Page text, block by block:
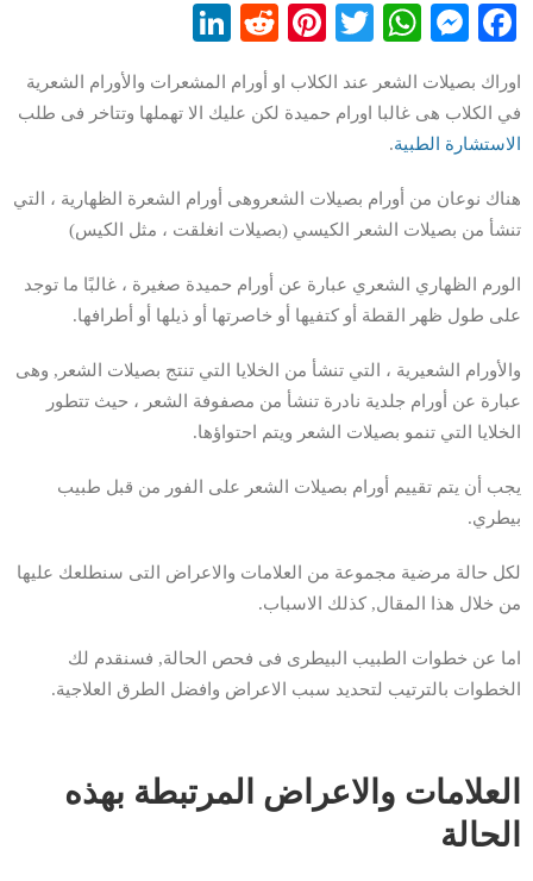
Facebook
Messenger
WhatsApp
Twitter
Pinterest
Reddit
اوراك بصيلات الشعر عند الكلاب او أورام المشعرات والأورام الشعرية
في الكلاب هى غالبا اورام حميدة لكن عليك الا تهملها وتتاخر فى طلب
الاستشارة الطبية.
هناك نوعان من أورام بصيلات الشعروهى أورام الشعرة الظهارية ، التي
تنشأ من بصيلات الشعر الكيسي (بصيلات انغلقت ، مثل الكيس)
الورم الظهاري الشعري عبارة عن أورام حميدة صغيرة ، غالبًا ما توجد
على طول ظهر القطة أو كتفيها أو خاصرتها أو ذيلها أو أطرافها.
والأورام الشعيرية ، التي تنشأ من الخلايا التي تنتج بصيلات الشعر, وهى
عبارة عن أورام جلدية نادرة تنشأ من مصفوفة الشعر ، حيث تتطور
الخلايا التي تنمو بصيلات الشعر ويتم احتواؤها.
يجب أن يتم تقييم أورام بصيلات الشعر على الفور من قبل طبيب
بيطري.
لكل حالة مرضية مجموعة من العلامات والاعراض التى سنطلعك عليها
من خلال هذا المقال, كذلك الاسباب.
اما عن خطوات الطبيب البيطرى فى فحص الحالة, فسنقدم لك
الخطوات بالترتيب لتحديد سبب الاعراض وافضل الطرق العلاجية.
العلامات والاعراض المرتبطة بهذه
الحالة